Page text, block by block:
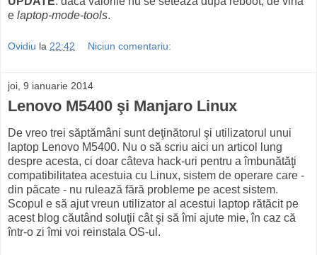
e laptop-mode-tools.
Ovidiu la 22:42 Niciun comentariu:
joi, 9 ianuarie 2014
Lenovo M5400 şi Manjaro Linux
De vreo trei săptămâni sunt deţinătorul şi utilizatorul unui
laptop Lenovo M5400. Nu o să scriu aici un articol lung
despre acesta, ci doar câteva hack-uri pentru a îmbunătăţi
compatibilitatea acestuia cu Linux, sistem de operare care -
din păcate - nu rulează fără probleme pe acest sistem.
Scopul e să ajut vreun utilizator al acestui laptop rătăcit pe
acest blog căutând soluţii cât şi să îmi ajute mie, în caz că
într-o zi îmi voi reinstala OS-ul.